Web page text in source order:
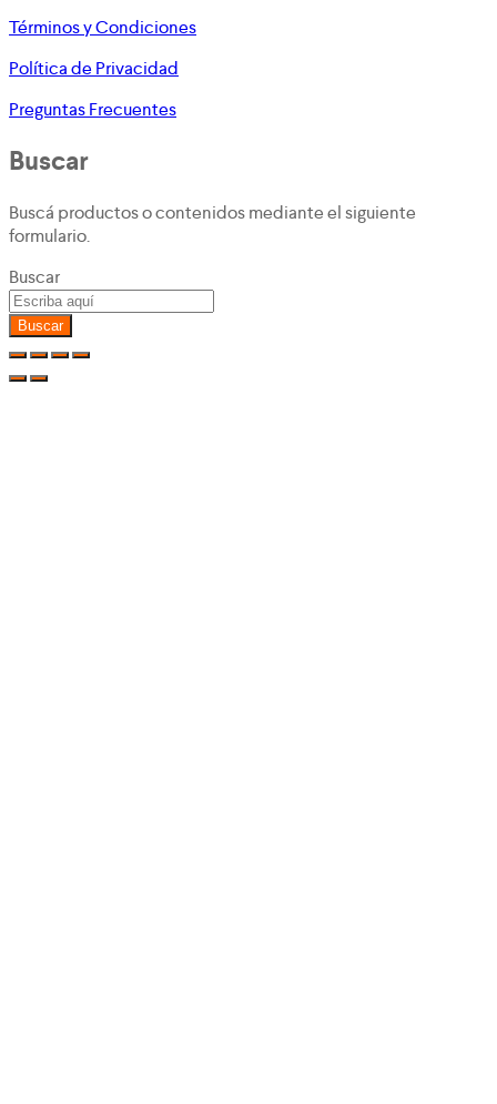
Términos y Condiciones
Política de Privacidad
Preguntas Frecuentes
Buscar
Buscá productos o contenidos mediante el siguiente
formulario.
Buscar
Buscar